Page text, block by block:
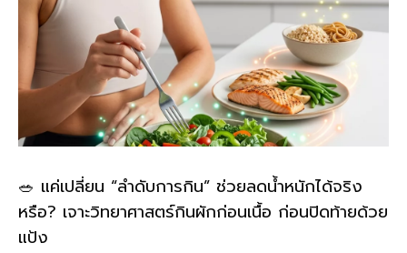
🥗 แค่เปลี่ยน “ลำดับการกิน” ช่วยลดน้ำหนักได้จริง
หรือ? เจาะวิทยาศาสตร์กินผักก่อนเนื้อ ก่อนปิดท้ายด้วย
แป้ง